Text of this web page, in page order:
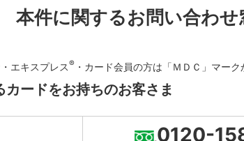
本件に関するお問い合わせ
エキスプレス® ・カード会員の方は「ＭＤＣ」マーク
ードをお持ちのお客さま
0120-